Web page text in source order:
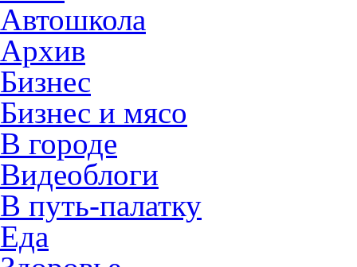
Автошкола
Архив
Бизнес
Бизнес и мясо
В городе
Видеоблоги
В путь-палатку
Еда